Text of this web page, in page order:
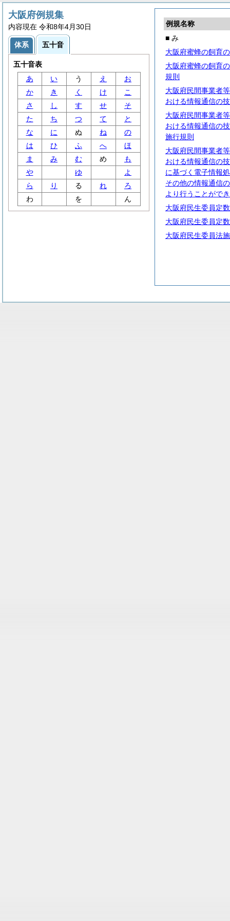
例規名称
■ み
大阪府蜜蜂の飼育
大阪府蜜蜂の飼育
規則
大阪府民間事業者
おける情報通信の
大阪府民間事業者
おける情報通信の
施行規則
大阪府民間事業者
おける情報通信の
に基づく電子情報
その他の情報通信
より行うことがで
大阪府民生委員定
大阪府民生委員定
大阪府民生委員法
大阪府例規集
内容現在 令和8年4月30日
体系 五十音
五十音表
あ
い う え
お
か
き く け
こ
さ
し す せ
そ
た
ち つ て
と
な
に ぬ ね
の
は
ひ ふ へ
ほ
ま
み む め
も
や
ゆ
よ
ら
り る れ
ろ
わ
を ん